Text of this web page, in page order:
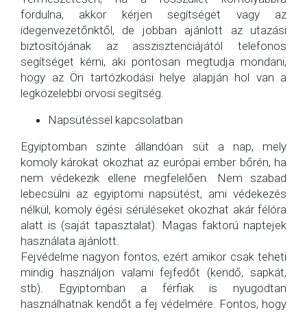
fordulna, akkor kérjen segítséget vagy az
idegenvezetőnktől, de jobban ajánlott az utazási
biztosítójának az asszisztenciájától telefonos
segítséget kérni, aki pontosan megtudja mondani,
hogy az Ön tartózkodási helye alapján hol van a
legközelebbi orvosi segítség.
Napsütéssel kapcsolatban
Egyiptomban szinte állandóan süt a nap, mely
komoly károkat okozhat az európai ember bőrén, ha
nem védekezik ellene megfelelően. Nem szabad
lebecsülni az egyiptomi napsütést, ami védekezés
nélkül, komoly égési sérüléseket okozhat akár félóra
alatt is (saját tapasztalat). Magas faktorú naptejek
használata ajánlott.
Fejvédelme nagyon fontos, ezért amikor csak teheti
mindig használjon valami fejfedőt (kendő, sapkát,
stb). Egyiptomban a férfiak is nyugodtan
használhatnak kendőt a fej védelmére. Fontos, hogy